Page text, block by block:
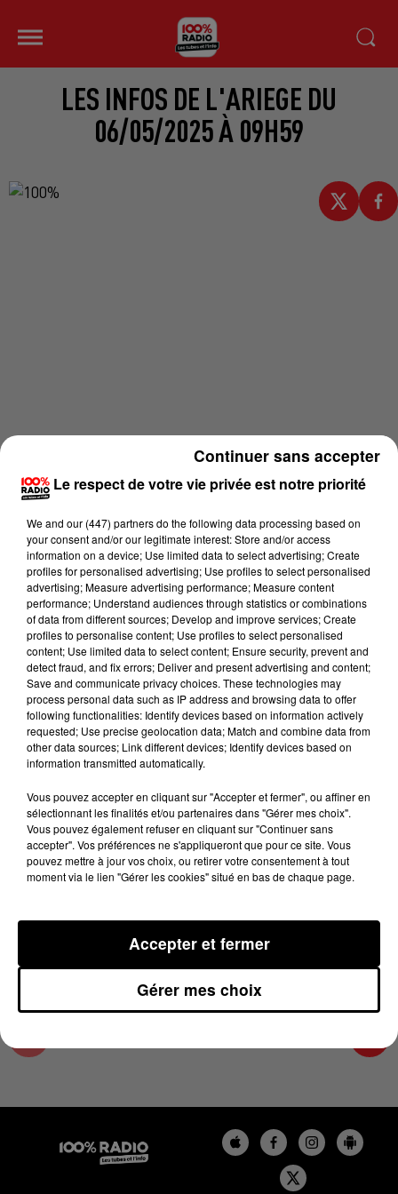
LES INFOS DE L'ARIEGE DU
06/05/2025 À 09H59
Lecture (2 min 14 sec)
100%
100% Radio les infos de l'Ariege
6 mai 2025 - 2 min 14 sec
LES INFOS DE L'ARIEGE DU 06/05/2025 À
09H59
Podcasts infos de l'Ariège
Le respect de votre vie privée est notre priorité
We and our (447) partnersdo the following data processing based on
your consent and/or our legitimate interest: Store and/or access
information on a device; Use limited data to select advertising; Create
profiles for personalised advertising; Use profiles to select personalised
advertising; Measure advertising performance; Measure content
performance; Understand audiences through statistics or combinations
of data from different sources; Develop and improve services; Create
profiles to personalise content; Use profiles to select personalised
content; Use limited data to select content; Ensure security, prevent and
detect fraud, and fix errors; Deliver and present advertising and content;
Save and communicate privacy choices. These technologies may
process personal data such as IP address and browsing data to offer
following functionalities: Identify devices based on information actively
requested; Use precise geolocation data; Match and combine data from
other data sources; Link different devices; Identify devices based on
information transmitted automatically.
Vous pouvez accepter en cliquant sur "Accepter et fermer", ou affiner en
sélectionnant les finalités et/ou partenaires dans "Gérer mes choix".
Vous pouvez également refuser en cliquant sur "Continuer sans
accepter". Vos préférences ne s'appliqueront que pour ce site. Vous
pouvez mettre à jour vos choix, ou retirer votre consentement à tout
moment via le lien "Gérer les cookies" situé en bas de chaque page.
Gérer mes choix
Accepter et fermer
Continuer sans accepter